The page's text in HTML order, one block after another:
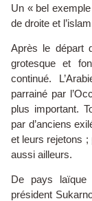
Un « bel
de droite et
Après le départ
grotesque et
continué.
parrainé par
plus important.
par d’anciens
et leurs rejetons ;
aussi ailleurs.
De pays laïque
président